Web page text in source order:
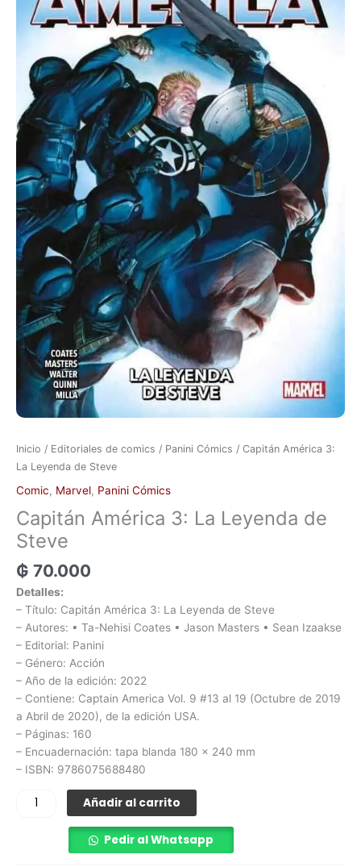
Inicio / Editoriales de comics / Panini Cómics / Capitán América 3:
La Leyenda de Steve
Comic, Marvel, Panini Cómics
Capitán América 3: La Leyenda de
Steve
₲ 70.000
Detalles:
– Título: Capitán América 3: La Leyenda de Steve
– Autores: • Ta-Nehisi Coates • Jason Masters • Sean Izaakse
– Editorial: Panini
– Género: Acción
– Año de la edición: 2022
– Contiene: Captain America Vol. 9 #13 al 19 (Octubre de 2019
a Abril de 2020), de la edición USA.
– Páginas: 160
– Encuadernación: tapa blanda 180 x 240 mm
– ISBN: 9786075688480
Steve
Añadir al carrito
Pedir al Whatsapp